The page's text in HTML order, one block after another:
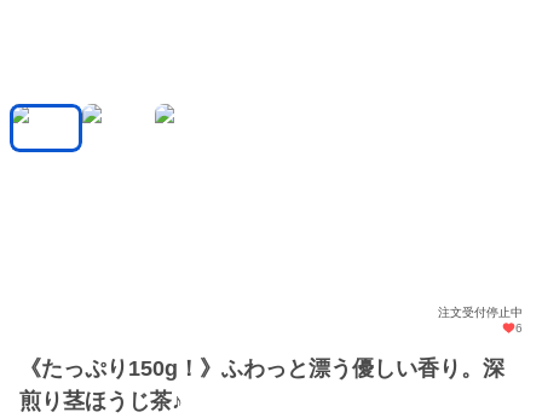
注文受付停止中
6
《たっぷり150g！》ふわっと漂う優しい香り。深
煎り茎ほうじ茶♪